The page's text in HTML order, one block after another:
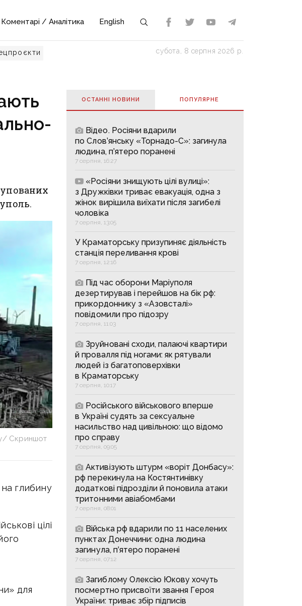
Коментарі / Аналітика English
субота, 8 серпня 2026 р.
Скриншот
глибину
цілі
для
ОСТАННІ НОВИНИ ПОПУЛЯРНE
Відео. Росіяни вдарили
по Слов’янську «Торнадо-С»: загинула
людина, п’ятеро поранені
7 серпня, 16:27
«Росіяни знищують цілі вулиці»:
з Дружківки триває евакуація, одна з
жінок вирішила виїхати після загибелі
чоловіка
7 серпня, 13:05
У Краматорську призупиняє діяльність
станція переливання крові
7 серпня, 12:16
Під час оборони Маріуполя
дезертирував і перейшов на бік рф:
прикордоннику з «Азовсталі»
повідомили про підозру
7 серпня, 11:03
Зруйновані сходи, палаючі квартири
й провалля під ногами: як рятували
людей із багатоповерхівки
в Краматорську
7 серпня, 10:17
Російського військового вперше
в Україні судять за сексуальне
насильство над цивільною: що відомо
про справу
7 серпня, 09:05
Активізують штурм «воріт Донбасу»:
рф перекинула на Костянтинівку
додаткові підрозділи й поновила атаки
тритонними авіабомбами
7 серпня, 08:01
Війська рф вдарили по 11 населених
пунктах Донеччини: одна людина
загинула, п’ятеро поранені
7 серпня, 07:12
Загиблому Олексію Юкову хочуть
посмертно присвоїти звання Героя
України: триває збір підписів